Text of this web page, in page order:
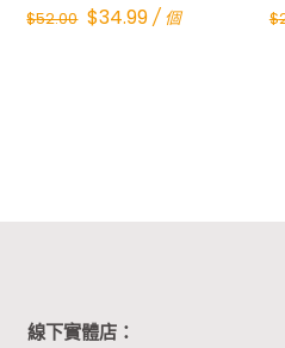
$52.00 Original
$34.99Current
/ 個 $
線下實體店：